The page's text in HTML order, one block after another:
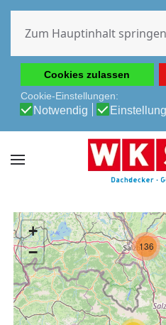
Erfahrung auf unserer
Cookie-Richtlinie
Cookies zulassen
Cookie-Einstellungen:
Notwendig
Zum Hauptinhalt springen
136
+
−